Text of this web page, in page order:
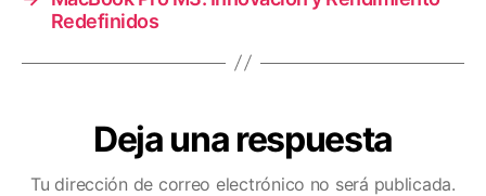
Redefinidos
Deja una respuesta
Tu dirección de correo electrónico no será publicada.